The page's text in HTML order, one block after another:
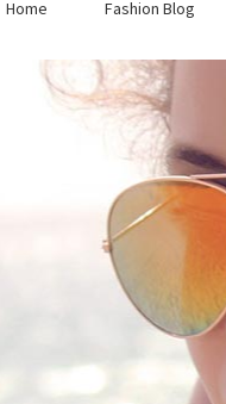
Home Fashion Blog